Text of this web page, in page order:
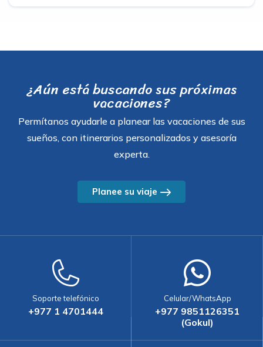
¿Aún está buscando sus próximas
vacaciones?
Permítanos ayudarle a planear las vacaciones de sus
sueños, con itinerarios personalizados y asesoría
experta.
Planee su viaje
Soporte telefónico
+977 1 4701444
Celular/WhatsApp
+977 9851126351
(Gokul)